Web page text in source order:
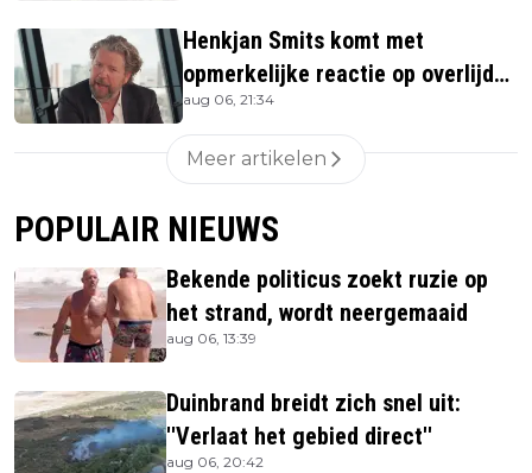
Henkjan Smits komt met
opmerkelijke reactie op overlijden
Jerney Kaagman
aug 06, 21:34
Meer artikelen
POPULAIR NIEUWS
Bekende politicus zoekt ruzie op
het strand, wordt neergemaaid
aug 06, 13:39
Duinbrand breidt zich snel uit:
''Verlaat het gebied direct''
aug 06, 20:42